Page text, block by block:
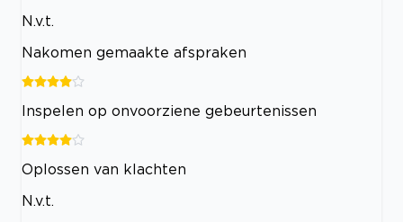
N.v.t.
Nakomen gemaakte afspraken
Inspelen op onvoorziene gebeurtenissen
Oplossen van klachten
N.v.t.